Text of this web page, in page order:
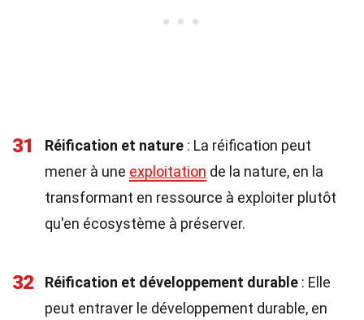
31 Réification et nature : La réification peut
mener à une exploitation de la nature, en la
transformant en ressource à exploiter plutôt
qu'en écosystème à préserver.
32 Réification et développement durable : Elle
peut entraver le développement durable, en